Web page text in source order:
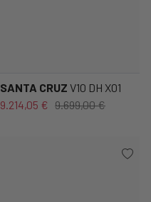
SANTA CRUZ V10 DH X01
9.214,05 € 9.699,00 €